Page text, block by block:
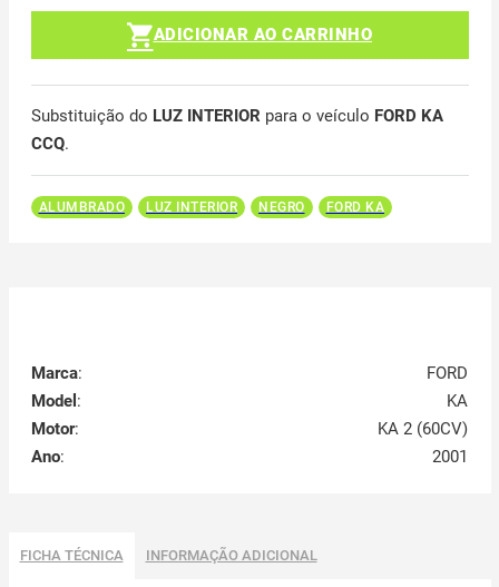
ADICIONAR AO CARRINHO
Substituição do LUZ INTERIOR para o veículo FORD KA
CCQ.
ALUMBRADO LUZ INTERIOR NEGRO FORD KA
Marca:
FORD
Model :
KA
Motor:
KA 2 (60CV)
Ano: 2001
FICHA TÉCNICA INFORMAÇÃO ADICIONAL